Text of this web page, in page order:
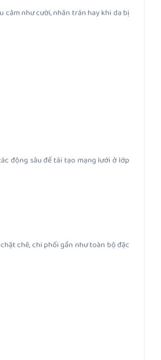
như cười, nhăn trán hay khi da bị
động sâu để tái tạo mạng lưới ở lớp
chẽ, chi phối gần như toàn bộ đặc